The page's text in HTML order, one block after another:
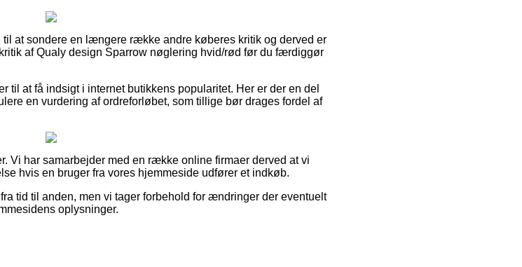
at sondere en længere række andre køberes kritik og derved er
af Qualy design Sparrow nøglering hvid/rød før du færdiggør
at få indsigt i internet butikkens popularitet. Her er der en del
en vurdering af ordreforløbet, som tillige bør drages fordel af
Vi har samarbejder med en række online firmaer derved at vi
hvis en bruger fra vores hjemmeside udfører et indkøb.
tid til anden, men vi tager forbehold for ændringer der eventuelt
oplysninger.